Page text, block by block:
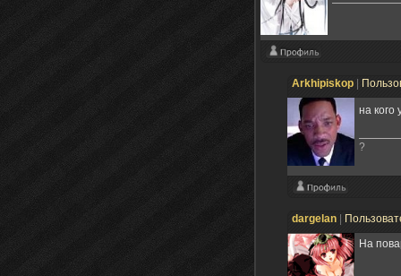
Arkhipiskop
на кого
?
dargelan
На